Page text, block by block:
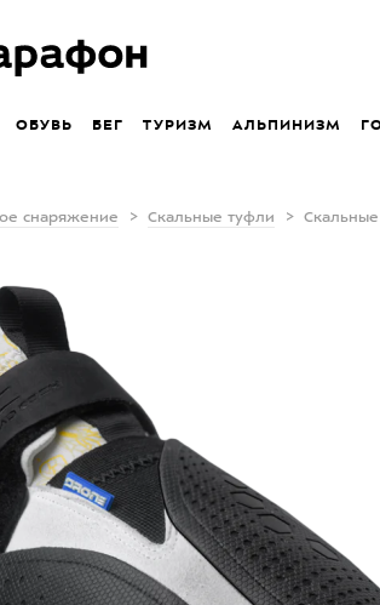
ОБУВЬ БЕГ ТУРИЗМ АЛЬПИНИЗМ
снаряжение Скальные туфли Скальные